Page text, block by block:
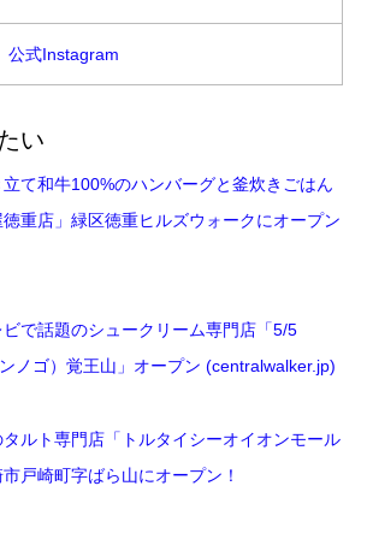
公式Instagram
い
て和牛100%のハンバーグと釜炊きごはん
徳重店」緑区徳重ヒルズウォークにオープン
で話題のシュークリーム専門店「5/5
ノゴ）覚王山」オープン (centralwalker.jp)
ルト専門店「トルタイシーオイオンモール
戸崎町字ばら山にオープン！